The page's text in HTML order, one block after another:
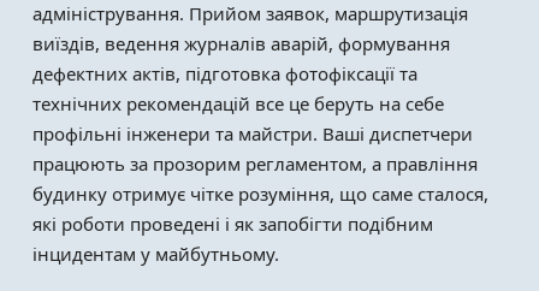
адміністрування. Прийом заявок, маршрутизація
виїздів, ведення журналів аварій, формування
дефектних актів, підготовка фотофіксації та
технічних рекомендацій все це беруть на себе
профільні інженери та майстри. Ваші диспетчери
працюють за прозорим регламентом, а правління
будинку отримує чітке розуміння, що саме сталося,
які роботи проведені і як запобігти подібним
інцидентам у майбутньому.